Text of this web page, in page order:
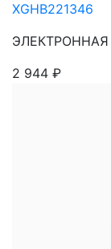
XGHB221346
ЭЛЕКТРОННАЯ
2 944 ₽